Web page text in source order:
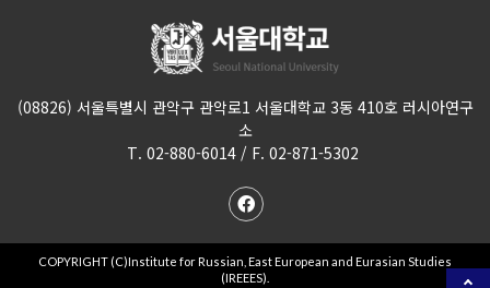
(08826) 서울특별시 관악구 관악로1 서울대학교 3동 410호 러시아연구
소
T. 02-880-6014 / F. 02-871-5302
COPYRIGHT (C)Institute for Russian, East European and Eurasian Studies
(IREEES).